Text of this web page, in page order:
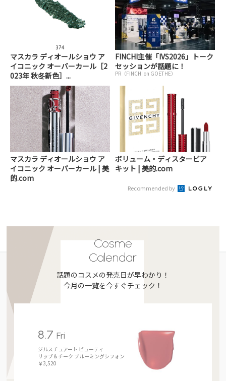
マスカラ ディオールショウ ア
イコニック オーバーカール［2
023年 秋冬新色］...
FINCHI主催「IVS2026」トーク
セッションが話題に！
PR（FINCHI on GOETHE）
マスカラ ディオールショウ ア
イコニック オーバーカール | 美
的.com
ボリューム・ディスタービア
キット | 美的.com
Recommended by
Cosme
Calendar
話題のコスメの発売日が早わかり！
今月の一覧を今すぐチェック！
8.7Fri
ジルスチュアート ビューティ
リップ＆チーク ブルーミングシフォン
￥3,520